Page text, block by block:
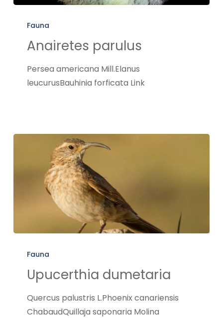
parulus
Fauna
Anairetes parulus
Persea americana Mill.Elanus
leucurusBauhinia forficata Link
dumetaria
Fauna
Upucerthia dumetaria
Quercus palustris L.Phoenix canariensis
ChabaudQuillaja saponaria Molina